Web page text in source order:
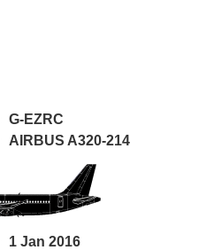
G-EZRC
AIRBUS A320-214
1 Jan 2016